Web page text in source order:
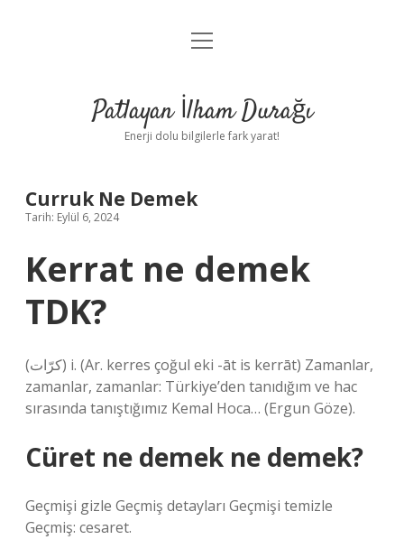
Anasayfa
Yasal Uyarı
menüyü
Patlayan İlham Durağı
Enerji dolu bilgilerle fark yarat!
Curruk Ne Demek
Tarih: Eylül 6, 2024
Kerrat ne demek
TDK?
(ﻛﺮّﺍﺕ) i. (Ar. kerres çoğul eki -āt is kerrāt) Zamanlar,
zamanlar, zamanlar: Türkiye’den tanıdığım ve hac
sırasında tanıştığımız Kemal Hoca… (Ergun Göze).
Cüret ne demek ne demek?
Geçmişi gizle Geçmiş detayları Geçmişi temizle
Geçmiş: cesaret.